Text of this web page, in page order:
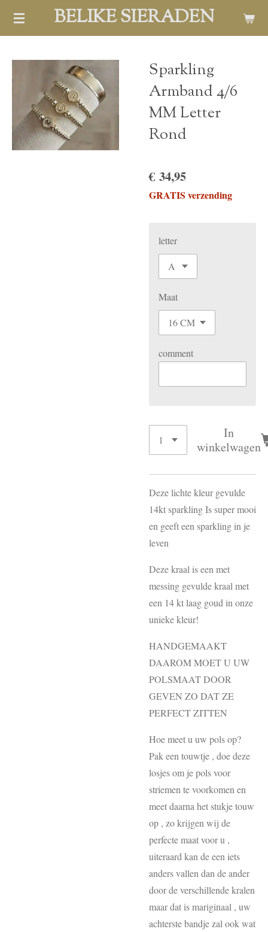
Ga
hoofdinhoud
BELIKE SIERADEN
Sparkling
Armband 4/6
MM Letter
Rond
€ 34,95
GRATIS verzending
letter
Maat
comment
In
winkelwagen
Deze lichte kleur gevulde
14kt sparkling Is super mooi
en geeft een sparkling in je
leven
Deze kraal is een met
messing gevulde kraal met
een 14 kt laag goud in onze
unieke kleur!
HANDGEMAAKT
DAAROM MOET U UW
POLSMAAT DOOR
GEVEN ZO DAT ZE
PERFECT ZITTEN
Hoe meet u uw pols op?
Pak een touwtje , doe deze
losjes om je pols voor
striemen te voorkomen en
meet daarna het stukje touw
op , zo krijgen wij de
perfecte maat voor u ,
uiteraard kan de een iets
anders vallen dan de ander
door de verschillende kralen
maar dat is mariginaal , uw
achterste bandje zal ook wat